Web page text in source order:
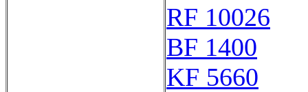
RF 10026
BF 1400
KF 5660